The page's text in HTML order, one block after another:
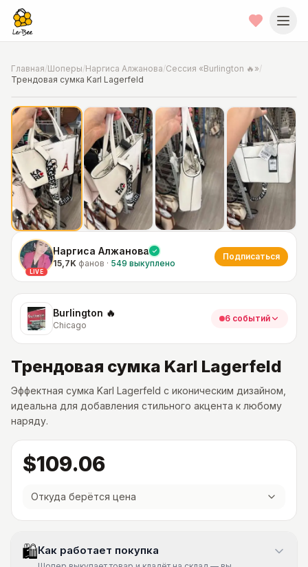
Главная/Шоперы/Наргиса Алжанова/Сессия «Burlington 🔥»/
Трендовая сумка Karl Lagerfeld
📍Фото от шопера·Chicago
LIVE
Наргиса Алжанова
15,7K фанов · 549 выкуплено
Подписаться
Burlington 🔥
Chicago
6 событий
Трендовая сумка Karl Lagerfeld
Эффектная сумка Karl Lagerfeld с иконическим дизайном,
идеальна для добавления стильного акцента к любому
наряду.
$109.06
Откуда берётся цена
🛍Как работает покупка